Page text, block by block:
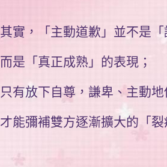
其實，「主動道歉」並不是
而是「真正成熟」的表現；
只有放下自尊，謙卑、主動
才能彌補雙方逐漸擴大的「